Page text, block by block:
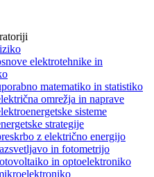
elektrotehnike in
matematiko in statistiko
omrežja in naprave
sisteme
strategije
z električno energijo
in fotometrijo
in optoelektroniko